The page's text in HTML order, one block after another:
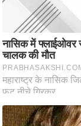
तृ
भू
मि
स्तं
ए